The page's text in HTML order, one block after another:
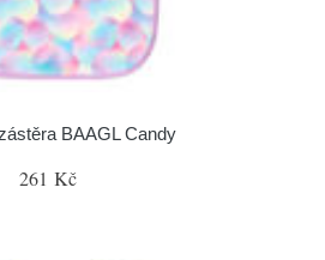
BAAGL Candy
261 Kč